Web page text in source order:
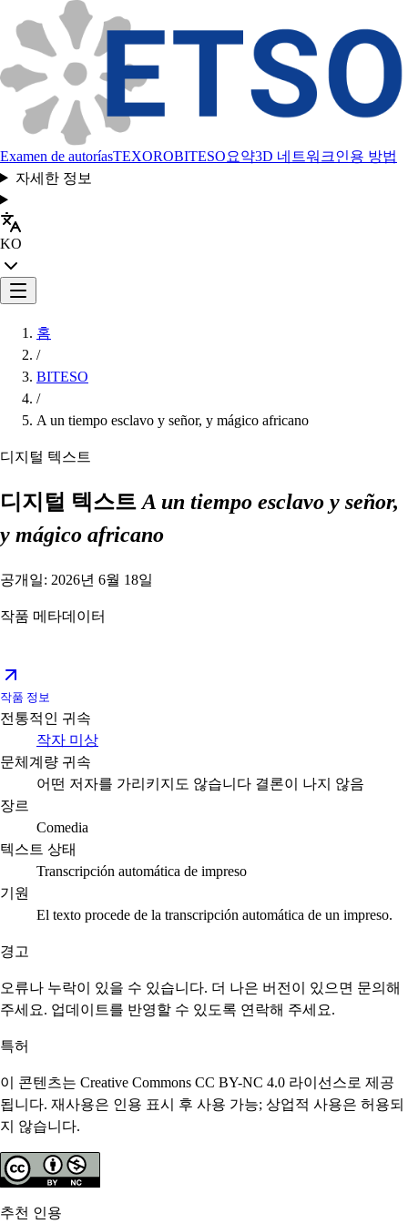
Examen de autoríasTEXOROBITESO요약3D 네트워크인용 방법
자세한 정보
KO
홈
/
BITESO
/
A un tiempo esclavo y señor, y mágico africano
디지털 텍스트
디지털 텍스트A un tiempo esclavo y señor,
y mágico africano
공개일: 2026년 6월 18일
작품 메타데이터
작품 정보
전통적인 귀속
작자 미상
문체계량 귀속
어떤 저자를 가리키지도 않습니다 결론이 나지 않음
장르
Comedia
텍스트 상태
Transcripción automática de impreso
기원
El texto procede de la transcripción automática de un impreso.
경고
오류나 누락이 있을 수 있습니다. 더 나은 버전이 있으면 문의해
주세요. 업데이트를 반영할 수 있도록 연락해 주세요.
특허
이 콘텐츠는 Creative Commons CC BY-NC 4.0 라이선스로 제공
됩니다. 재사용은 인용 표시 후 사용 가능; 상업적 사용은 허용되
지 않습니다.
추천 인용